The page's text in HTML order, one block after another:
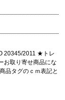
20345/2011 ★トレ
お取り寄せ商品にな
品タグのｃｍ表記と